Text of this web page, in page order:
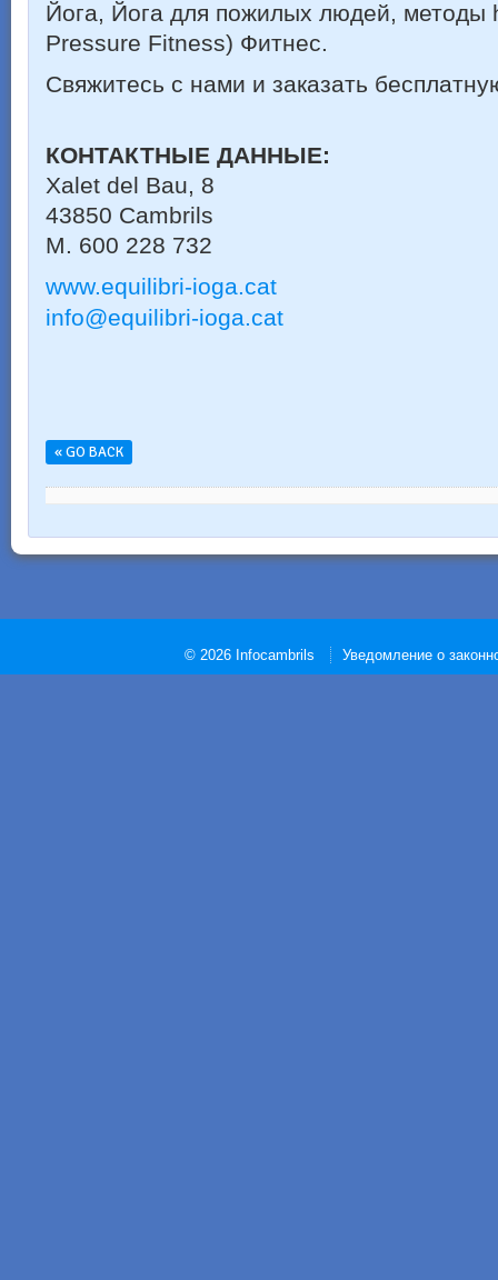
Йога, Йога для пожилых людей, методы
Pressure Fitness) Фитнес.
Свяжитесь с нами и заказать
КОНТАКТНЫЕ ДАННЫЕ:
Xalet del Bau, 8
43850 Cambrils
M. 600 228 732
www.equilibri-ioga.cat
info@equilibri-ioga.cat
« GO BACK
© 2026 Infocambrils Уведомление о